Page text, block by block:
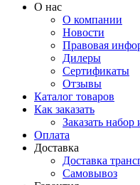
О нас
О компании
Новости
Правовая
Дилеры
Сертификаты
Отзывы
Каталог товаров
Как заказать
Заказать
Оплата
Доставка
Доставка
Самовывоз